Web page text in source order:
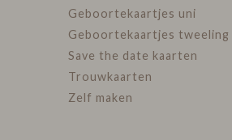
Geboortekaartjes uni
Geboortekaartjes tweeling
Save the date kaarten
Trouwkaarten
Zelf maken